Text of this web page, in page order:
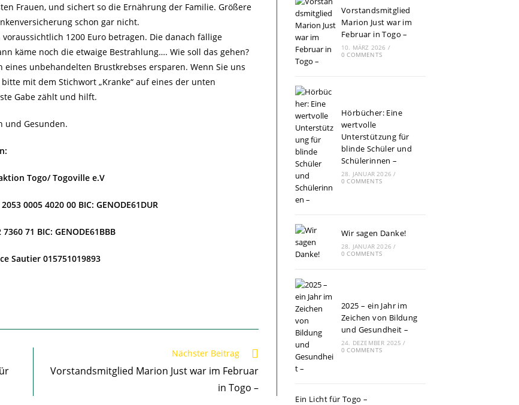
Frauen, und sichert so die Ernährung der Familie. Größere
schon gar nicht.
1200 Euro betragen. Die danach fällige
käme noch die etwaige Bestrahlung…. Wie soll das gehen?
unbehandelten Brustkrebses ersparen. Wenn Sie uns
mit dem Stichwort „Kranke“ auf eines der unten
Gabe zählt und hilft.
und Gesunden.
Togo/ Togoville e.V
0005 4020 00 BIC: GENODE61DUR
71 BIC: GENODE61BBB
Sautier 015751019893
Nächster Beitrag
Vorstandsmitglied Marion Just war im Februar
in Togo –
Vorstandsmitglied
Marion Just war im
Februar in Togo –
10. MÄRZ 2026 /
0 COMMENTS
Hörbücher: Eine
wertvolle
Unterstützung für
blinde Schüler und
Schülerinnen –
28. JANUAR 2026 /
0 COMMENTS
Wir sagen Danke!
28. JANUAR 2026 /
0 COMMENTS
2025 – ein Jahr im
Zeichen von Bildung
und Gesundheit –
24. DEZEMBER 2025 /
0 COMMENTS
Ein Licht für Togo –